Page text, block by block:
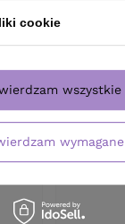
cookie
wymagane
wszystkie